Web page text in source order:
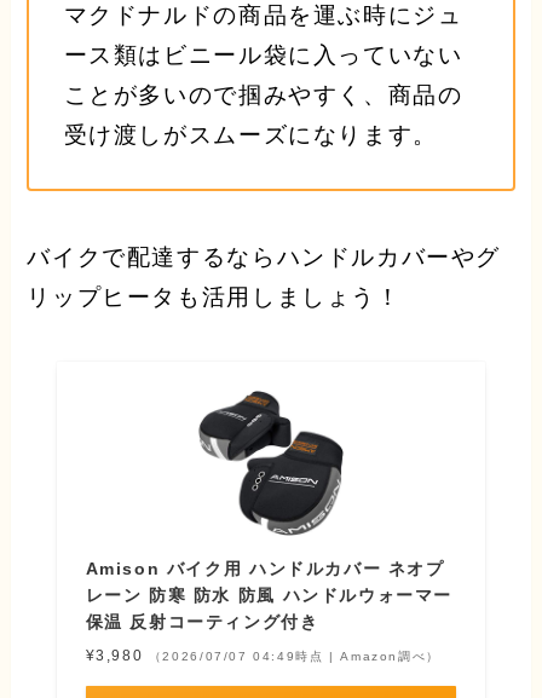
マクドナルドの商品を運ぶ時にジュ
ース類はビニール袋に入っていない
ことが多いので掴みやすく、商品の
受け渡しがスムーズになります。
バイクで配達するならハンドルカバーやグ
リップヒータも活用しましょう！
Amison バイク用 ハンドルカバー ネオプ
レーン 防寒 防水 防風 ハンドルウォーマー
保温 反射コーティング付き
¥3,980 （2026/07/07 04:49時点 | Amazon調べ）